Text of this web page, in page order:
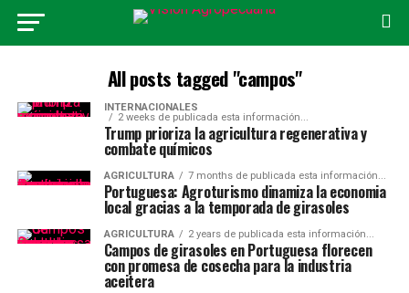
All posts tagged "campos"
INTERNACIONALES
2 weeks de publicada esta información...
Trump prioriza la agricultura regenerativa y
combate químicos
AGRICULTURA 7 months de publicada esta información...
Portuguesa: Agroturismo dinamiza la economia
local gracias a la temporada de girasoles
AGRICULTURA 2 years de publicada esta información...
Campos de girasoles en Portuguesa florecen
con promesa de cosecha para la industria
aceitera